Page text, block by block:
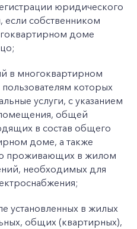
юридического
если собственником
доме
в многоквартирном
которых
услуги, с указанием
общей
в состав общего
доме, а также
проживающих в жилом
необходимых для
установленных в жилых
общих (квартирных),